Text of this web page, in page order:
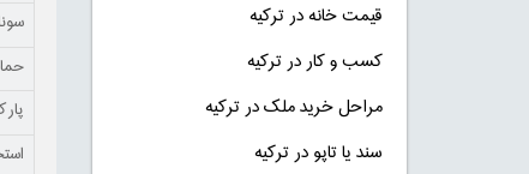
قیمت خانه در ترکیه
کسب و کار در ترکیه
مراحل خرید ملک در ترکیه
سند یا تاپو در ترکیه